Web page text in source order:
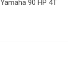
Yamaha 90 HP 4T